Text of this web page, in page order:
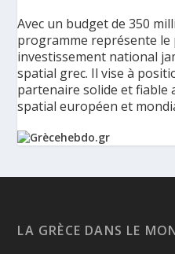
Avec un budget de 350
programme représente
investissement national
spatial grec. Il vise à
partenaire solide et fiable
spatial européen et
350 millions d’euros pour
l’Intelligence artificielle a
LA GRÈCE DANS LE